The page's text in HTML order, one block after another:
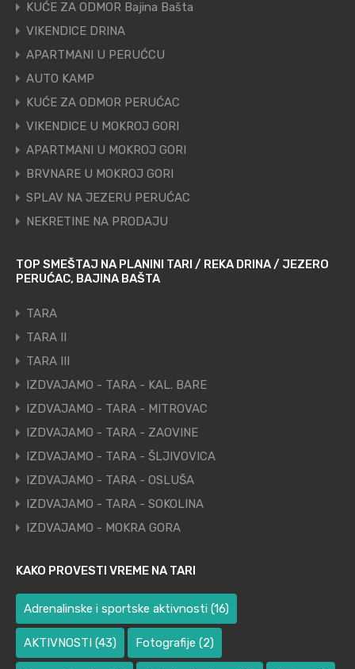
KUĆE ZA ODMOR Bajina Bašta
VIKENDICE DRINA
APARTMANI U PERUĆCU
AUTO KAMP
KUĆE ZA ODMOR PERUĆAC
VIKENDICE U MOKROJ GORI
APARTMANI U MOKROJ GORI
BRVNARE U MOKROJ GORI
SPLAV NA JEZERU PERUĆAC
NEKRETINE NA PRODAJU
TOP SMEŠTAJ NA PLANINI TARI / REKA DRINA / JEZERO
PERUĆAC, BAJINA BAŠTA
TARA
TARA II
TARA III
IZDVAJAMO - TARA - KAL. BARE
IZDVAJAMO - TARA - MITROVAC
IZDVAJAMO - TARA - ZAOVINE
IZDVAJAMO - TARA - ŠLJIVOVICA
IZDVAJAMO - TARA - OSLUŠA
IZDVAJAMO - TARA - SOKOLINA
IZDVAJAMO - MOKRA GORA
KAKO PROVESTI VREME NA TARI
Adrenalinske i sportske aktivnosti (16)
AKTIVNOSTI (43) Fotografije (2)